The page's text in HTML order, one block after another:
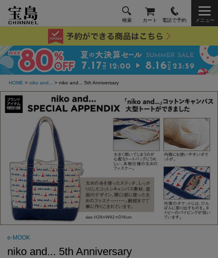
検索 カート 電話で予約 メニュー
HOME > niko and... > niko and... 5th Anniversary
e-MOOK
niko and... 5th Anniversary